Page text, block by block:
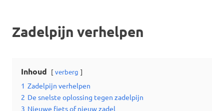
Zadelpijn verhelpen
Inhoud verberg
1 Zadelpijn verhelpen
2 De snelste oplossing tegen zadelpijn
3 Nieuwe fiets of nieuw zadel